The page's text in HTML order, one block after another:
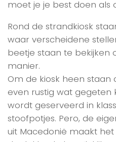
moet je je best doen als
Rond de strandkiosk
waar verscheidene
beetje staan te bekijken
manier.
Om de kiosk heen
even rustig wat gegeten
wordt geserveerd in
stoofpotjes. Pero, de
uit Macedonië maakt